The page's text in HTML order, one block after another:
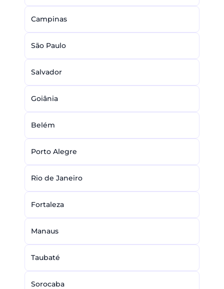
Campinas
São Paulo
Salvador
Goiânia
Belém
Porto Alegre
Rio de Janeiro
Fortaleza
Manaus
Taubaté
Sorocaba